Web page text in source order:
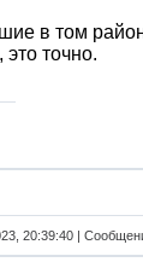
в том
точно.
20:39:40 |